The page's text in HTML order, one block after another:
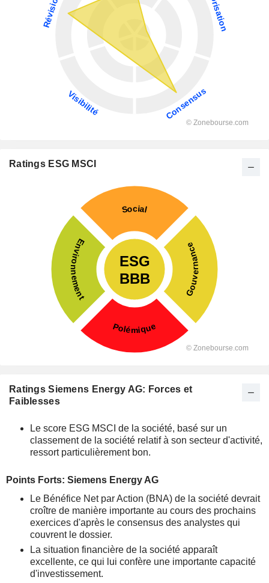
Ratings ESG MSCI
Ratings Siemens Energy AG: Forces et
Faiblesses
Le score ESG MSCI de la société, basé sur un
classement de la société relatif à son secteur d'activité,
ressort particulièrement bon.
Points Forts: Siemens Energy AG
Le Bénéfice Net par Action (BNA) de la société devrait
croître de manière importante au cours des prochains
exercices d'après le consensus des analystes qui
couvrent le dossier.
La situation financière de la société apparaît
excellente, ce qui lui confère une importante capacité
d'investissement.